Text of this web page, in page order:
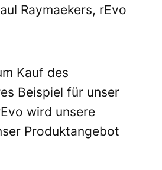
Raymaekers, rEvo
Kauf des
Beispiel für unser
wird unsere
Produktangebot